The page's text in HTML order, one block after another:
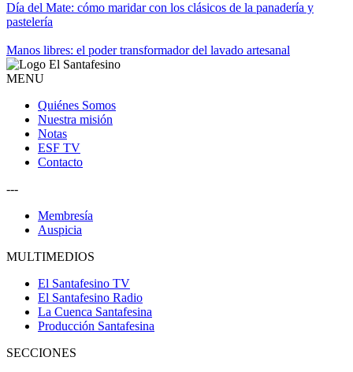
Día del Mate: cómo maridar con los clásicos de la panadería y
pastelería
Manos libres: el poder transformador del lavado artesanal
MENU
Quiénes Somos
Nuestra misión
Notas
ESF TV
Contacto
---
Membresía
Auspicia
MULTIMEDIOS
El Santafesino TV
El Santafesino Radio
La Cuenca Santafesina
Producción Santafesina
SECCIONES